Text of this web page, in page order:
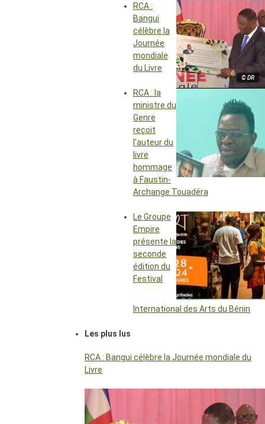
© DR
RCA :
Bangui
célèbre la
Journée
mondiale
du Livre
RCA : la
ministre du
Genre
reçoit
l’auteur du
livre
hommage
à Faustin-
Archange Touadéra
Le Groupe
Empire
présente la
seconde
édition du
Festival
International des Arts du Bénin
Les plus lus
RCA : Bangui célèbre la Journée mondiale du
Livre